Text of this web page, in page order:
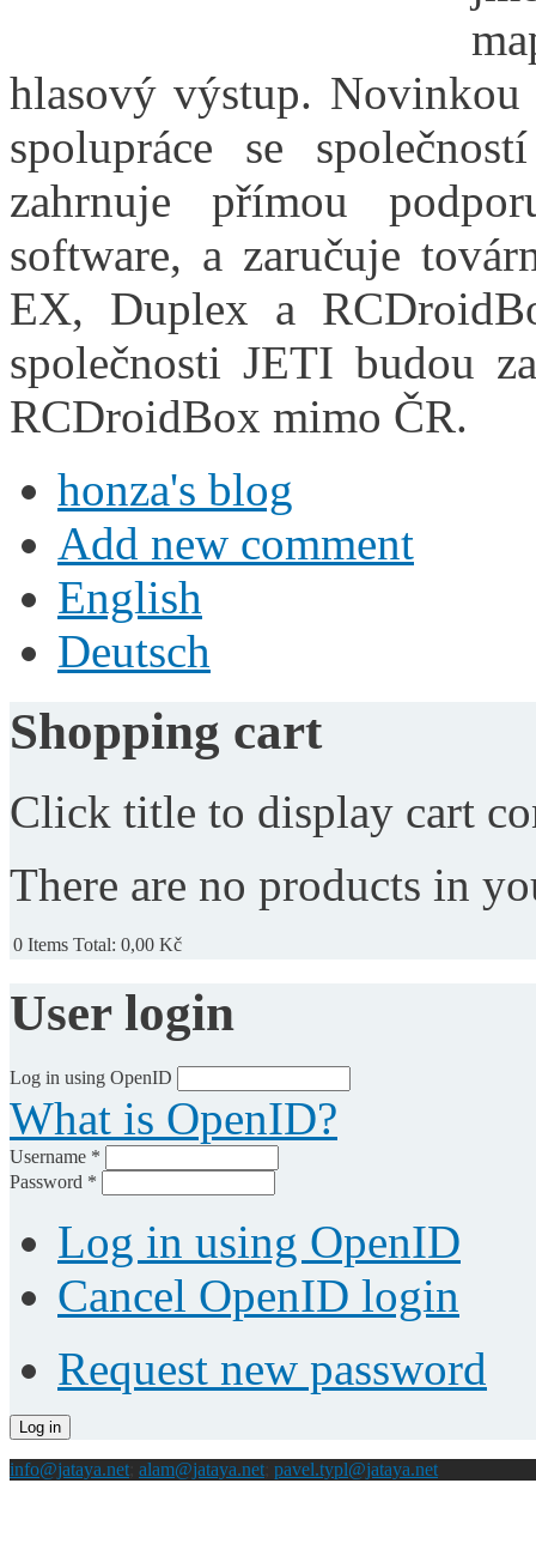
hlasový výstup. Novinkou
spolupráce se
zahrnuje přímou
software, a zaručuje
EX, Duplex a
společnosti JETI budou
RCDroidBox mimo ČR.
honza's blog
Add new comment
English
Deutsch
Shopping cart
Click title to display cart
There are no products in
0 Items Total: 0,00 Kč
User login
Log in using OpenID
What is OpenID?
Username *
Password *
Log in using OpenID
Cancel OpenID login
Request new password
info@jataya.net alam@jataya.net pavel.typl@jataya.net